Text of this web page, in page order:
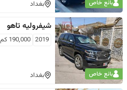
بائع خاص بغداد
بائع خاص
شيفروليه تاهو
2019
190,000 كم
بغداد